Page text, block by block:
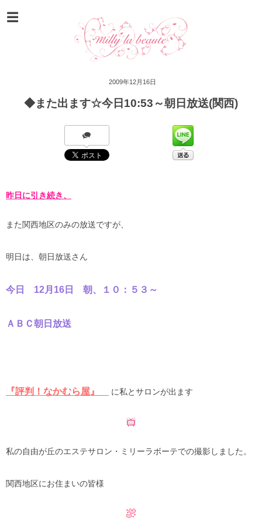
2009年12月16日
◆また出ます☆今日10:53～朝日放送(関西)
昨日に引き続き、
また関西地区のみの放送ですが、
明日は、朝日放送さん
今日 12月16日 朝、１０：５３～
ＡＢＣ朝日放送
『評判！なかむら屋』 に私とサロンが出ます
私の自由が丘のエステサロン・ミリーラボーテでの撮影しました。
関西地区にお住まいの皆様